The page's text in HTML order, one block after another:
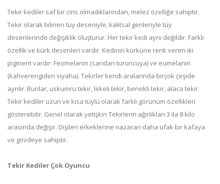
Tekir kediler saf bir cins olmadıklarından, melez özelliğe sahiptir.
Tekir olarak bilinen tüy deseniyle, kalıtsal genleriyle tüy
desenlerinde değişiklik oluşturur. Her tekir kedi aynı değildir. Farklı
özellik ve kürk desenleri vardır. Kedinin kürküne renk veren iki
pigment vardır: Feomelanin (sarıdan turuncuya) ve eumelanin
(kahverengiden siyaha). Tekirler kendi aralarında birçok çeşide
ayrılır. Bunlar, uskumru tekir, lekeli tekir, benekli tekir, alaca tekir.
Tekir kediler uzun ve kısa tüylü olarak farklı görünüm özellikleri
gösterebilir. Genel olarak yetişkin Tekirlerin ağırlıkları 3 ila 8 kilo
arasında değişir. Dişileri erkeklerine nazaran daha ufak bir kafaya
ve gövdeye sahiptir.
Tekir Kediler Çok Oyuncu